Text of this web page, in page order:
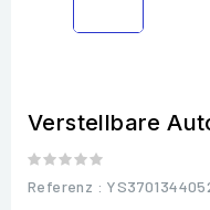
Verstellbare
Referenz :